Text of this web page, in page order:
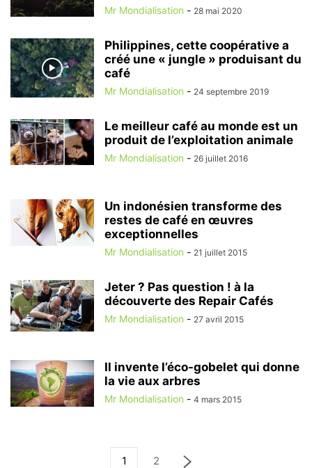
Mr Mondialisation - 28 mai 2020
Philippines, cette coopérative a
créé une « jungle » produisant du
café
Mr Mondialisation - 24 septembre 2019
Le meilleur café au monde est un
produit de l’exploitation animale
Mr Mondialisation - 26 juillet 2016
Un indonésien transforme des
restes de café en œuvres
exceptionnelles
Mr Mondialisation - 21 juillet 2015
Jeter ? Pas question ! à la
découverte des Repair Cafés
Mr Mondialisation - 27 avril 2015
Il invente l’éco-gobelet qui donne
la vie aux arbres
Mr Mondialisation - 4 mars 2015
1 2